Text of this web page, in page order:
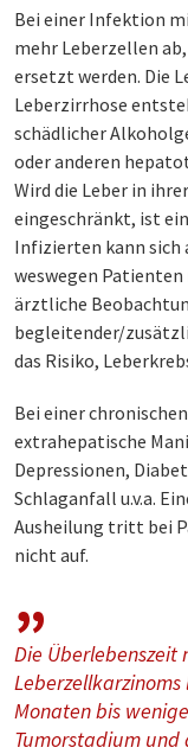
Bei einer Infektion
mehr Leberzellen
ersetzt werden. Die
Leberzirrhose
schädlicher
oder anderen
Wird die Leber in
eingeschränkt, ist
Infizierten kann sich
weswegen
ärztliche
begleitender/
das Risiko,
Bei einer
extrahepatische
Depressionen,
Schlaganfall u.v.a.
Ausheilung tritt bei
nicht auf.
Die Überlebenszeit
Monaten bis
Tumorstadium